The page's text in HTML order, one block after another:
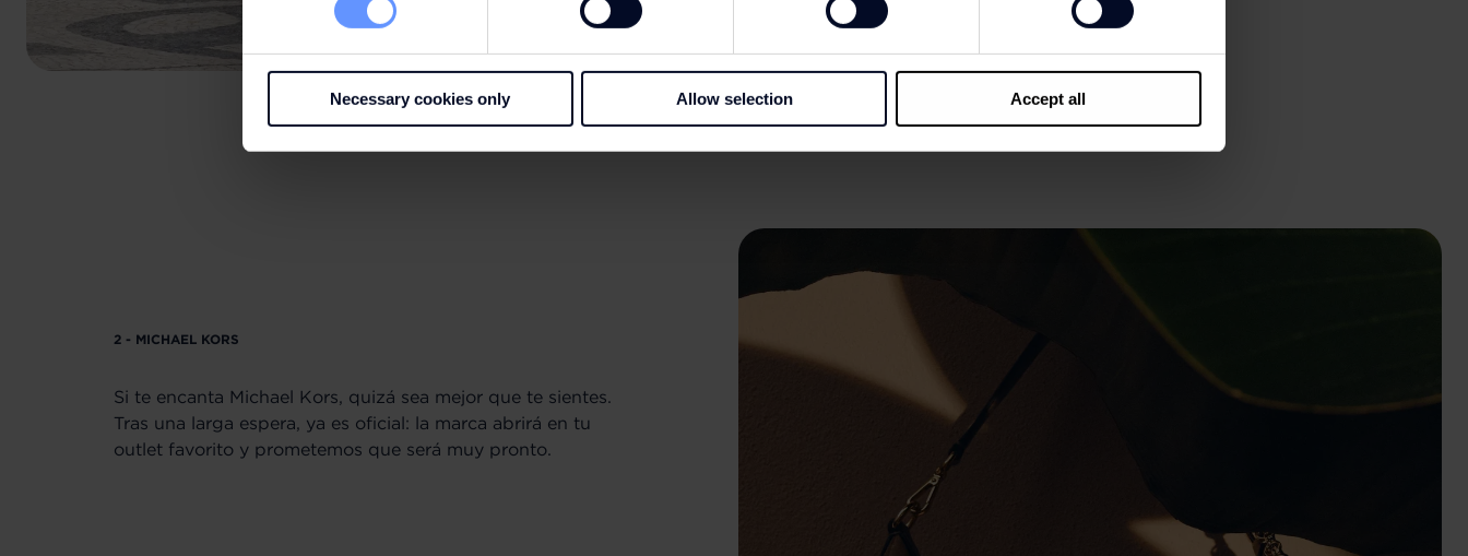
Necessary cookies only Allow selection Accept all
2 - MICHAEL KORS
Si te encanta Michael Kors, quizá sea mejor que te sientes.
Tras una larga espera, ya es oficial: la marca abrirá en tu
outlet favorito y prometemos que será muy pronto.